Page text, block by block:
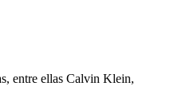
entre ellas Calvin Klein,